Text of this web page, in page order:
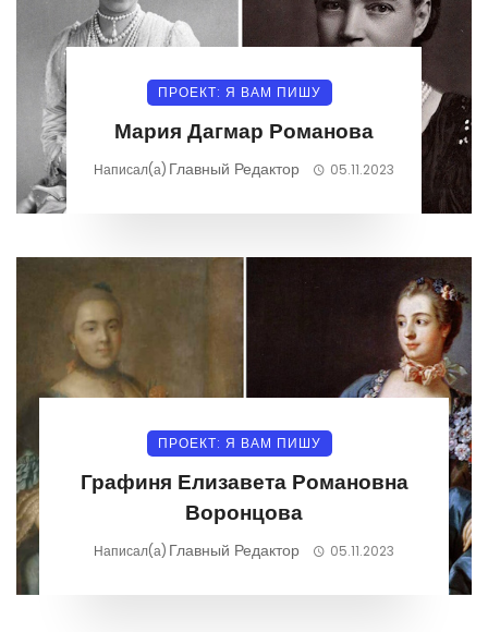
ПРОЕКТ: Я ВАМ ПИШУ
Мария Дагмар Романова
Написал(а) Главный Редактор 05.11.2023
ПРОЕКТ: Я ВАМ ПИШУ
Графиня Елизавета Романовна
Воронцова
Написал(а) Главный Редактор 05.11.2023